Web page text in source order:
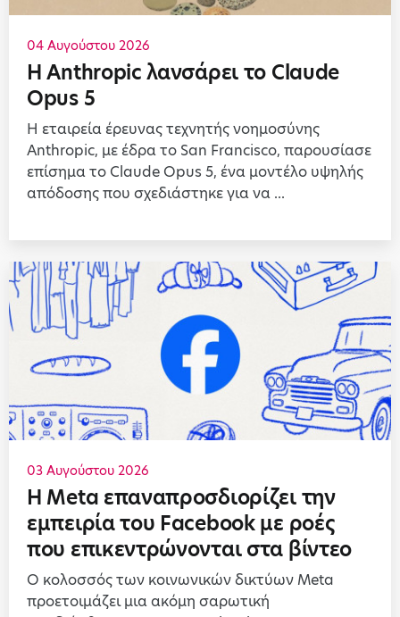
04 Αυγούστου 2026
Η Anthropic λανσάρει το Claude
Opus 5
Η εταιρεία έρευνας τεχνητής νοημοσύνης
Anthropic, με έδρα το San Francisco, παρουσίασε
επίσημα το Claude Opus 5, ένα μοντέλο υψηλής
απόδοσης που σχεδιάστηκε για να ...
03 Αυγούστου 2026
Η Meta επαναπροσδιορίζει την
εμπειρία του Facebook με ροές
που επικεντρώνονται στα βίντεο
Ο κολοσσός των κοινωνικών δικτύων Meta
προετοιμάζει μια ακόμη σαρωτική